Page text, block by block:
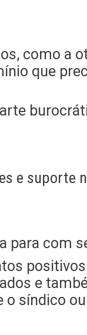
como a
que
e suporte
para com
e
síndico